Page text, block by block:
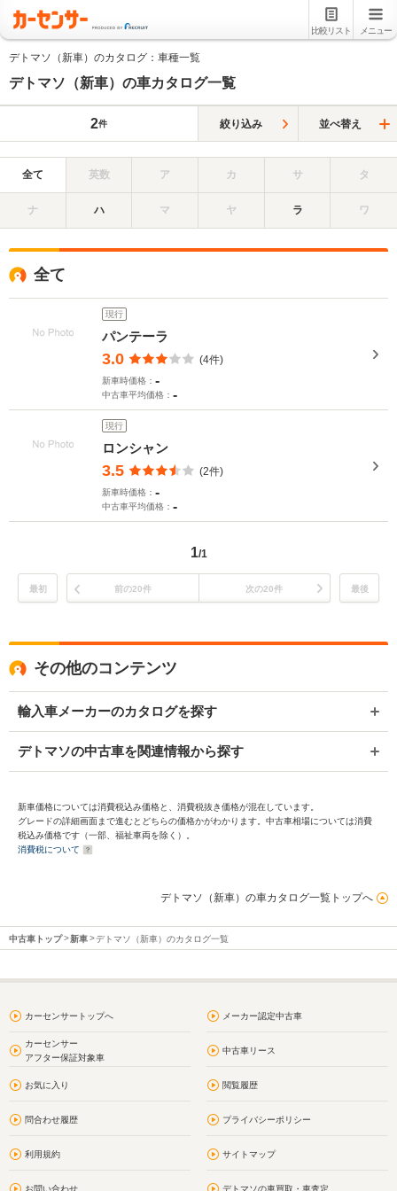
比較リスト メニュー
デトマソ（新車）のカタログ：車種一覧
デトマソ（新車）の車カタログ一覧
2件 絞り込み 並べ替え
全て 英数 ア カ サ タ
ナ ハ マ ヤ ラ ワ
全て
現行
パンテーラ
3.0 (4件)
新車時価格： -
中古車平均価格： -
現行
ロンシャン
3.5 (2件)
新車時価格： -
中古車平均価格： -
1/1
最初 前の20件 次の20件 最後
その他のコンテンツ
輸入車メーカーのカタログを探す
デトマソの中古車を関連情報から探す
新車価格については消費税込み価格と、消費税抜き価格が混在しています。
グレードの詳細画面まで進むとどちらの価格かがわかります。中古車相場については消費
税込み価格です（一部、福祉車両を除く）。
消費税について
デトマソ（新車）の車カタログ一覧トップへ
中古車トップ 新車 デトマソ（新車）のカタログ一覧
カーセンサートップへ メーカー認定中古車
カーセンサー
アフター保証対象車
中古車リース
お気に入り 閲覧履歴
問合わせ履歴 プライバシーポリシー
利用規約 サイトマップ
お問い合わせ デトマソの車買取・車査定